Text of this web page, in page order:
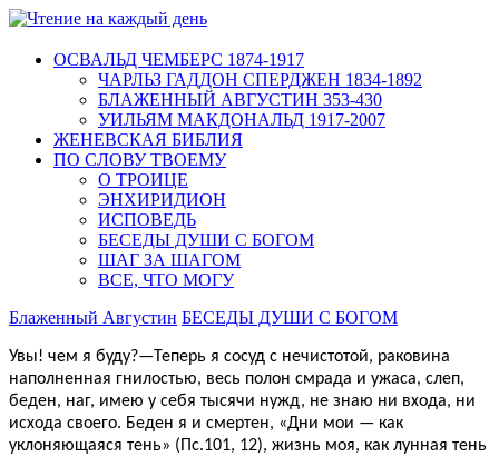
ОСВАЛЬД ЧЕМБЕРС 1874-1917
ЧАРЛЬЗ ГАДДОН СПЕРДЖЕН 1834-1892
БЛАЖЕННЫЙ АВГУСТИН 353-430
УИЛЬЯМ МАКДОНАЛЬД 1917-2007
ЖЕНЕВСКАЯ БИБЛИЯ
ПО СЛОВУ ТВОЕМУ
О ТРОИЦЕ
ЭНХИРИДИОН
ИСПОВЕДЬ
БЕСЕДЫ ДУШИ С БОГОМ
ШАГ ЗА ШАГОМ
ВСЕ, ЧТО МОГУ
Блаженный Августин БЕСЕДЫ ДУШИ С БОГОМ
Увы! чем я буду?—Теперь я сосуд с нечистотой, раковина
наполненная гнилостью, весь полон смрада и ужаса, слеп,
беден, наг, имею у себя ты­сячи нужд, не знаю ни входа, ни
исхода сво­его. Беден я и смертен, «Дни мои — как
уклоняющаяся тень» (Пс.101, 12), жизнь моя, как лунная тень